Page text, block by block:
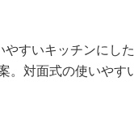
すいキッチンにし
。対面式の使いや